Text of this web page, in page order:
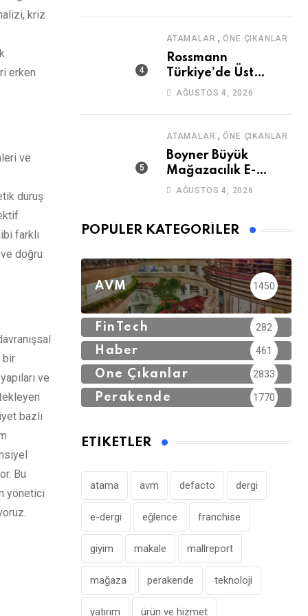
kriz
erken
ve
duruş
farklı
doğru
bir
ve
bazlı
Bu
yönetici
ATAMALAR ,ÖNE ÇIKANLAR
Rossmann
Türkiye’de Üst
Düzey Atama
AĞUSTOS 4, 2026
ATAMALAR ,ÖNE ÇIKANLAR
Boyner Büyük
Mağazacılık E-
Ticaret Genel Müdür
AĞUSTOS 4, 2026
POPÜLER KATEGORILER
AVM 1450
FinTech 282
Haber 461
Öne Çıkanlar 2833
Perakende 1770
ETIKETLER
atama avm defacto dergi
e-dergi eğlence franchise
giyim makale mallreport
mağaza perakende teknoloji
yatırım ürün ve hizmet